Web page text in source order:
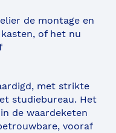
de montage en
of het nu
met strikte
studiebureau. Het
de waardeketen
vooraf